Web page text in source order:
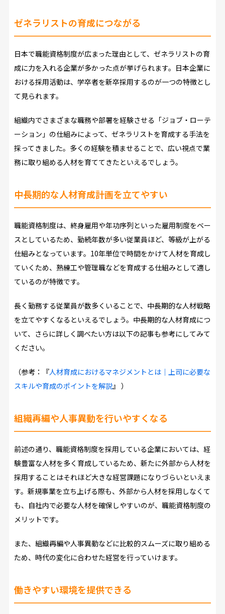
ゼネラリストの育成につながる
日本で職能資格制度が広まった理由として、ゼネラリストの育
成に力を入れる企業が多かった点が挙げられます。日本企業に
おける採用活動は、学卒者を新卒採用するのが一つの特徴とし
て見られます。
組織内でさまざまな職務や部署を経験させる「ジョブ・ローテ
ーション」の仕組みによって、ゼネラリストを育成する手法を
採ってきました。多くの経験を積ませることで、広い視点で業
務に取り組める人材を育ててきたといえるでしょう。
中長期的な人材育成計画を立てやすい
職能資格制度は、終身雇用や年功序列といった雇用制度をベー
スとしているため、勤続年数が多い従業員ほど、等級が上がる
仕組みとなっています。10年単位で時間をかけて人材を育成し
ていくため、熟練工や管理職などを育成する仕組みとして適し
ているのが特徴です。
長く勤務する従業員が数多くいることで、中長期的な人材戦略
を立てやすくなるといえるでしょう。中長期的な人材育成につ
いて、さらに詳しく調べたい方は以下の記事も参考にしてみて
ください。
（参考：『人材育成におけるマネジメントとは｜上司に必要な
スキルや育成のポイントを解説』 ）
組織再編や人事異動を行いやすくなる
前述の通り、職能資格制度を採用している企業においては、経
験豊富な人材を多く育成しているため、新たに外部から人材を
採用することはそれほど大きな経営課題になりづらいといえま
す。新規事業を立ち上げる際も、外部から人材を採用しなくて
も、自社内で必要な人材を確保しやすいのが、職能資格制度の
メリットです。
また、組織再編や人事異動などに比較的スムーズに取り組める
ため、時代の変化に合わせた経営を行っていけます。
働きやすい環境を提供できる